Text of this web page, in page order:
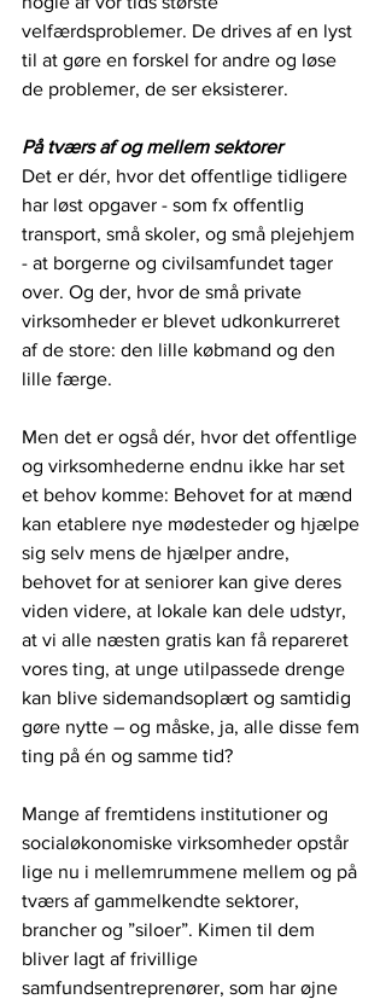
velfærdsproblemer. De drives af en lyst
til at gøre en forskel for andre og løse
de problemer, de ser eksisterer.
På tværs af og mellem sektorer
Det er dér, hvor det offentlige tidligere
har løst opgaver - som fx offentlig
transport, små skoler, og små plejehjem
- at borgerne og civilsamfundet tager
over. Og der, hvor de små private
virksomheder er blevet udkonkurreret
af de store: den lille købmand og den
lille færge.
Men det er også dér, hvor det offentlige
og virksomhederne endnu ikke har set
et behov komme: Behovet for at mænd
kan etablere nye mødesteder og hjælpe
sig selv mens de hjælper andre,
behovet for at seniorer kan give deres
viden videre, at lokale kan dele udstyr,
at vi alle næsten gratis kan få repareret
vores ting, at unge utilpassede drenge
kan blive sidemandsoplært og samtidig
gøre nytte – og måske, ja, alle disse fem
ting på én og samme tid?
Mange af fremtidens institutioner og
socialøkonomiske virksomheder opstår
lige nu i mellemrummene mellem og på
tværs af gammelkendte sektorer,
brancher og ”siloer”. Kimen til dem
bliver lagt af frivillige
samfundsentreprenører, som har øjne